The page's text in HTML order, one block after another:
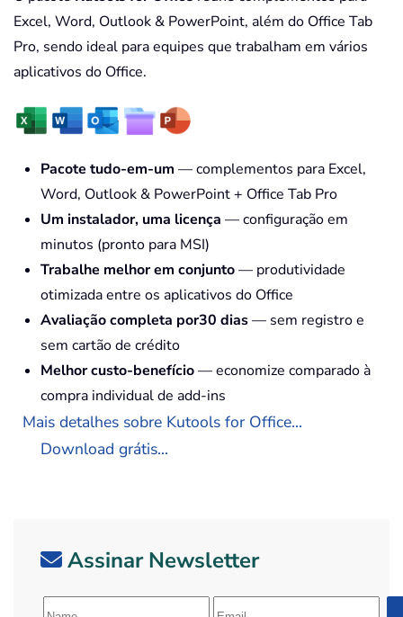
Excel, Word, Outlook & PowerPoint, além do Office Tab
Pro, sendo ideal para equipes que trabalham em vários
aplicativos do Office.
Pacote tudo-em-um — complementos para Excel,
Word, Outlook & PowerPoint + Office Tab Pro
Um instalador, uma licença — configuração em
minutos (pronto para MSI)
Trabalhe melhor em conjunto— produtividade
otimizada entre os aplicativos do Office
Avaliação completa por30 dias— sem registro e
sem cartão de crédito
Melhor custo-benefício— economize comparado à
compra individual de add-ins
Mais detalhes sobre Kutools for Office...
Download grátis...
Assinar Newsletter